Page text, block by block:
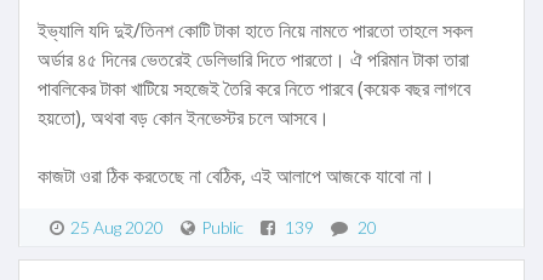
ইভ্যালি যদি দুই/তিনশ কোটি টাকা হাতে নিয়ে নামতে পারতো তাহলে সকল
অর্ডার ৪৫ দিনের ভেতরেই ডেলিভারি দিতে পারতো। ঐ পরিমান টাকা তারা
পাবলিকের টাকা খাটিয়ে সহজেই তৈরি করে নিতে পারবে (কয়েক বছর লাগবে
হয়তো), অথবা বড় কোন ইনভেস্টর চলে আসবে।
কাজটা ওরা ঠিক করতেছে না বেঠিক, এই আলাপে আজকে যাবো না।
25 Aug 2020 Public 139 20